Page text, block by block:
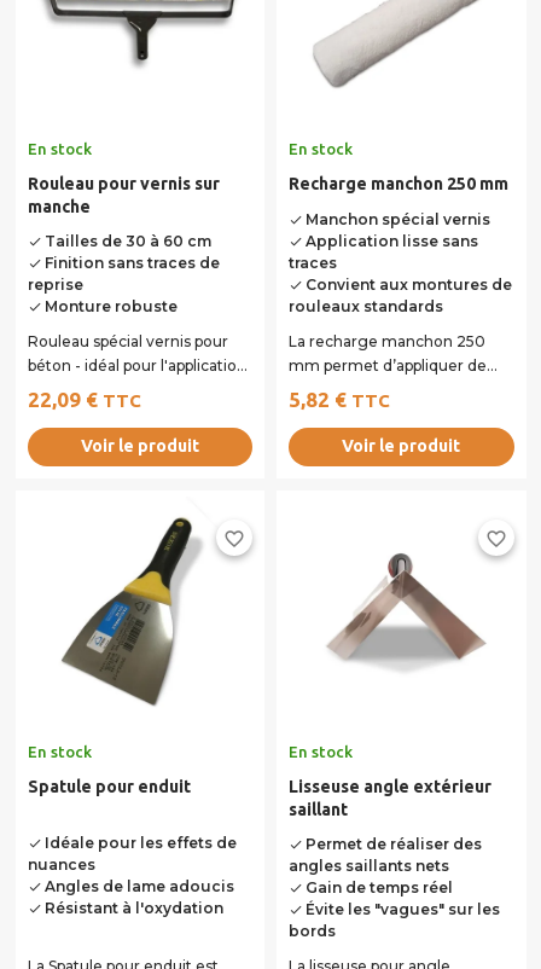
En stock
Rouleau pour vernis sur
manche
doneTailles de 30 à 60 cm
doneFinition sans traces de
reprise
doneMonture robuste
Rouleau spécial vernis pour
béton - idéal pour l'application
des vernis sur des grandes
surfaces...
22,09 € TTC
Voir le produit
En stock
Recharge manchon 250 mm
done Manchon spécial vernis
done Application lisse sans
traces
done Convient aux montures de
rouleaux standards
La recharge manchon 250
mm permet d’appliquer de
manière homogène les vernis
sur les surfaces...
5,82 € TTC
Voir le produit
favorite_border
En stock
Spatule pour enduit
doneIdéale pour les effets de
nuances
doneAngles de lame adoucis
doneRésistant à l'oxydation
La Spatule pour enduit est
favorite_border
En stock
Lisseuse angle extérieur
saillant
done Permet de réaliser des
angles saillants nets
done Gain de temps réel
done Évite les "vagues" sur les
bords
La lisseuse pour angle